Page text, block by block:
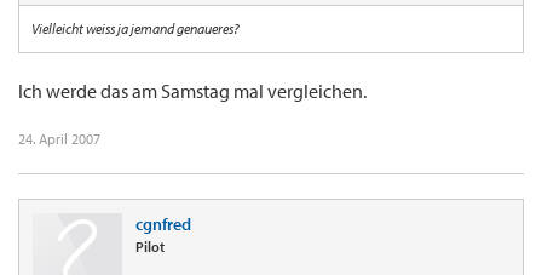
Vielleicht weiss ja jemand genaueres?
Ich werde das am Samstag mal vergleichen.
24. April 2007
cgnfred
Pilot